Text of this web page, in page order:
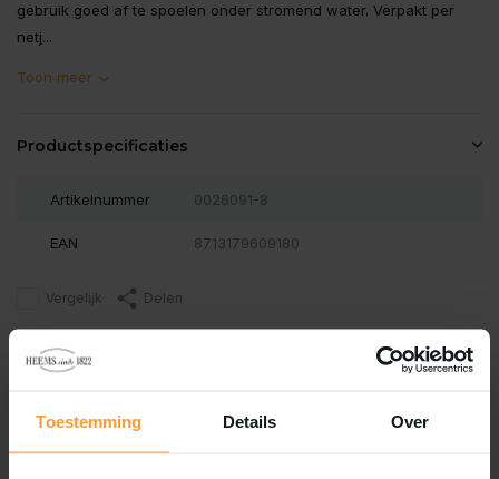
Toestemming Details Over
gebruik goed af te spoelen onder stromend water. Verpakt per
netj...
Toon meer
Productspecificaties
Artikelnummer 0026091-8
EAN 8713179609180
Vergelijk Delen
0/5 Based on 0 reviews